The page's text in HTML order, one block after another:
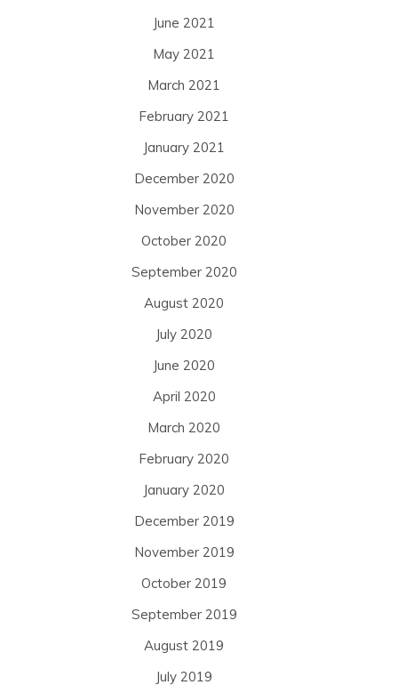
June 2021
May 2021
March 2021
February 2021
January 2021
December 2020
November 2020
October 2020
September 2020
August 2020
July 2020
June 2020
April 2020
March 2020
February 2020
January 2020
December 2019
November 2019
October 2019
September 2019
August 2019
July 2019